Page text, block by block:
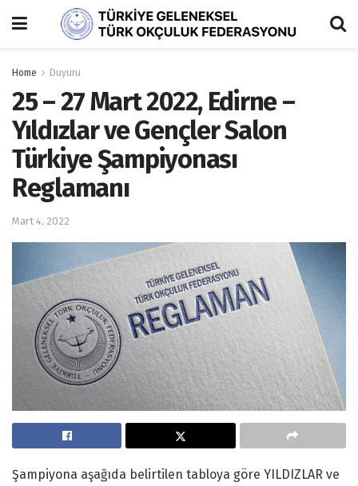
Home Duyuru
25 – 27 Mart 2022, Edirne –
Yıldızlar ve Gençler Salon
Türkiye Şampiyonası
Reglamanı
Mart 4, 2022
Şampiyona aşağıda belirtilen tabloya göre YILDIZLAR ve